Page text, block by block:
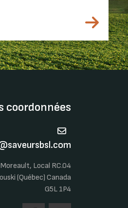
coordonnées
Local RC.04
(Québec) Canada
G5L 1P4